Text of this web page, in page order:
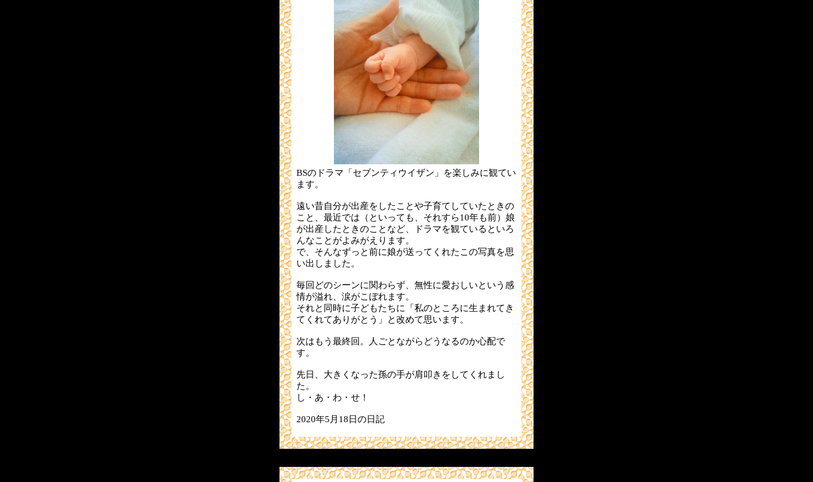
BSのドラマ「セブンティウイザン」を楽しみに観てい
ます。
遠い昔自分が出産をしたことや子育てしていたときの
こと、最近では（といっても、それすら10年も前）娘
が出産したときのことなど、ドラマを観ているといろ
んなことがよみがえります。
で、そんなずっと前に娘が送ってくれたこの写真を思
い出しました。
毎回どのシーンに関わらず、無性に愛おしいという感
情が溢れ、涙がこぼれます。
それと同時に子どもたちに「私のところに生まれてき
てくれてありがとう」と改めて思います。
次はもう最終回。人ごとながらどうなるのか心配で
す。
先日、大きくなった孫の手が肩叩きをしてくれまし
た。
し・あ・わ・せ！
2020年5月18日の日記